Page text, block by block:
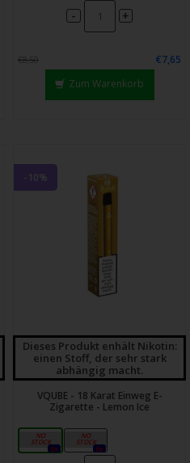
- +
€8,50
€7,65
Zum Warenkorb
-10%
Dieses Produkt enhält Nikotin:
einen Stoff, der sehr stark
abhängig macht.
VQUBE - 18 Karat Einweg E-
Zigarette - Lemon Ice
0mg
0x
16mg
0x